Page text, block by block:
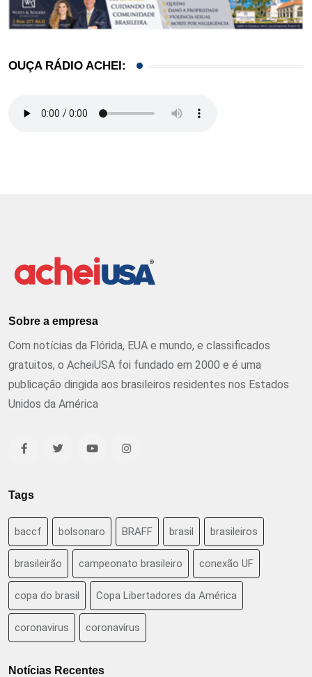
OUÇA RÁDIO ACHEI:
Sobre a empresa
Com notícias da Flórida, EUA e mundo, e classificados
gratuitos, o AcheiUSA foi fundado em 2000 e é uma
publicação dirigida aos brasileiros residentes nos Estados
Unidos da América
Tags
baccf bolsonaro BRAFF brasil brasileiros
brasileirão campeonato brasileiro conexão UF
copa do brasil Copa Libertadores da América
coronavirus coronavírus
Notícias Recentes